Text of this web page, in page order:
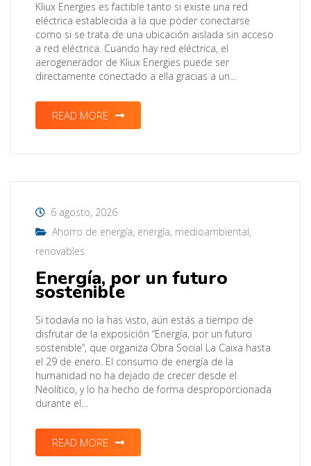
Kliux Energies es factible tanto si existe una red
eléctrica establecida a la que poder conectarse
como si se trata de una ubicación aislada sin acceso
a red eléctrica. Cuando hay red eléctrica, el
aerogenerador de Kliux Energies puede ser
directamente conectado a ella gracias a un…
READ MORE
6 agosto, 2026
Ahorro de energía, energía, medioambiental,
renovables
Energía, por un futuro
sostenible
Si todavía no la has visto, aún estás a tiempo de
disfrutar de la exposición “Energía, por un futuro
sostenible”, que organiza Obra Social La Caixa hasta
el 29 de enero. El consumo de energía de la
humanidad no ha dejado de crecer desde el
Neolítico, y lo ha hecho de forma desproporcionada
durante el…
READ MORE